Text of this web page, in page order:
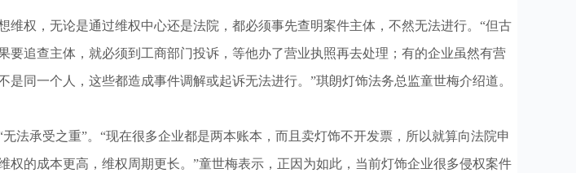
权，无论是通过维权中心还是法院，都必须事先查明案件主体，不然无法进行。“但古
要追查主体，就必须到工商部门投诉，等他办了营业执照再去处理；有的企业虽然有营
是同一个人，这些都造成事件调解或起诉无法进行。”琪朗灯饰法务总监童世梅介绍道。
法承受之重”。“现在很多企业都是两本账本，而且卖灯饰不开发票，所以就算向法院申
权的成本更高，维权周期更长。”童世梅表示，正因为如此，当前灯饰企业很多侵权案件